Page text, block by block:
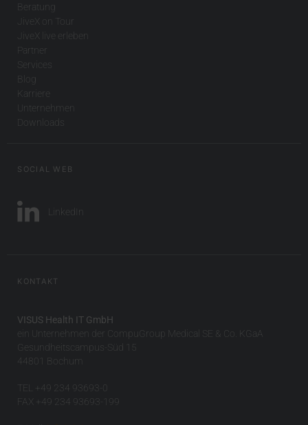
Beratung
JiveX on Tour
JiveX live erleben
Partner
Services
Blog
Karriere
Unternehmen
Downloads
SOCIAL WEB
LinkedIn
KONTAKT
VISUS Health IT GmbH
ein Unternehmen der CompuGroup Medical SE & Co. KGaA
Gesundheitscampus-Süd 15
44801 Bochum
TEL +49 234 93693-0
FAX +49 234 93693-199